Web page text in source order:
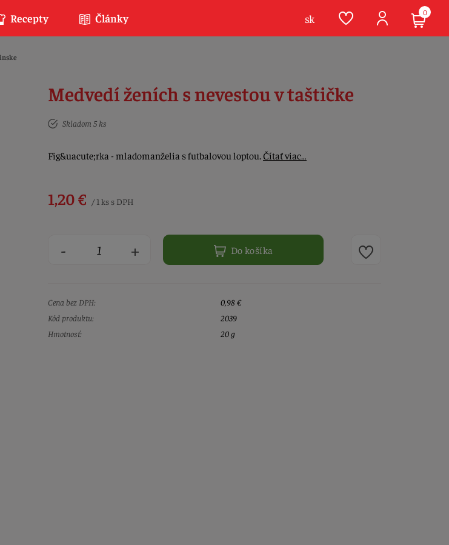
Medvedí ženích s nevestou v taštičke
Skladom 5 ks
Fig&uacute;rka - mladomanželia s futbalovou loptou.Čítať viac…
1,20 € / 1 ks s DPH
- + Do košíka
Cena bez DPH:
0,98 €
Kód produktu:
2039
Hmotnosť:
20 g
Recepty Články sk 0